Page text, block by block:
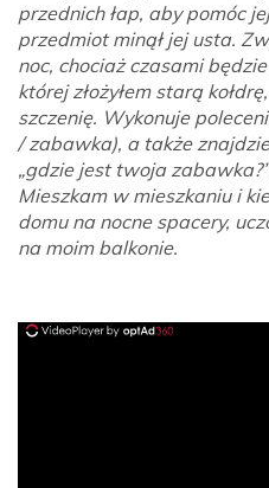
przednich łap, aby pomóc
przedmiot minął jej usta.
noc, chociaż czasami
której złożyłem starą
szczenię. Wykonuje
/ zabawka), a także
„gdzie jest twoja
Mieszkam w mieszkaniu i
domu na nocne spacery,
na moim balkonie.